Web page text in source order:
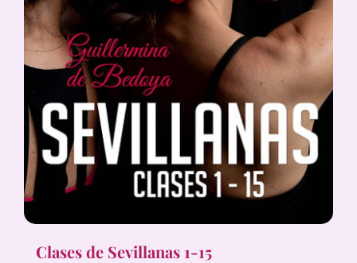
Clases de Sevillanas 1-15